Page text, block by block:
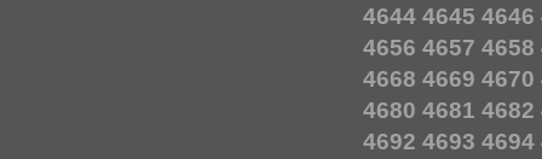
4644 4645 4646
4656 4657 4658
4668 4669 4670
4680 4681 4682
4692 4693 4694